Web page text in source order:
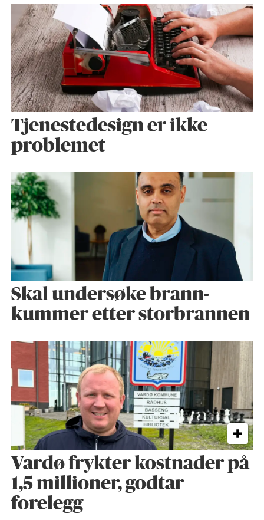
Tjenestedesign er ikke
problemet
Skal undersøke brann­
kummer etter storbrannen
Vardø frykter kostnader på
1,5 millioner, godtar
forelegg